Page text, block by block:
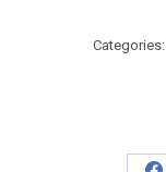
Categories: